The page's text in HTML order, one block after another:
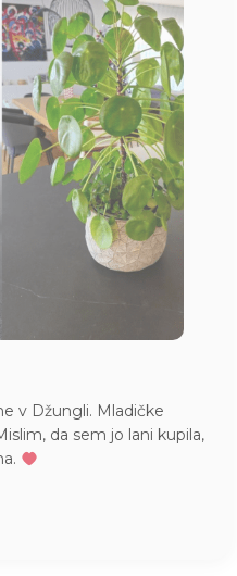
v Džungli. Mladičke
da sem jo lani kupila,